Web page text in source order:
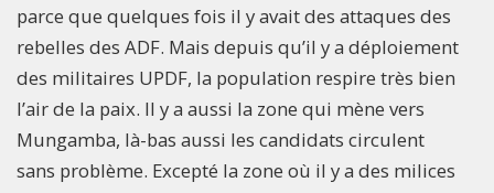
parce que quelques fois il y avait des attaques des
rebelles des ADF. Mais depuis qu’il y a déploiement
des militaires UPDF, la population respire très bien
l’air de la paix. Il y a aussi la zone qui mène vers
Mungamba, là-bas aussi les candidats circulent
sans problème. Excepté la zone où il y a des milices